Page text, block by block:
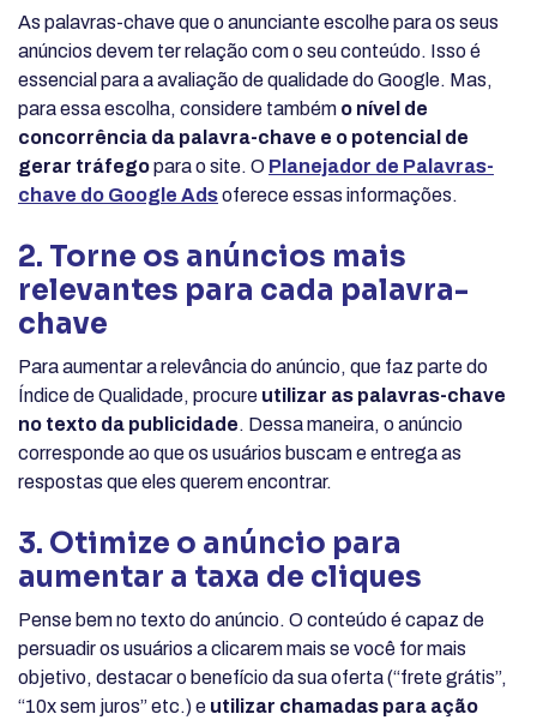
As palavras-chave que o anunciante escolhe para os seus
anúncios devem ter relação com o seu conteúdo. Isso é
essencial para a avaliação de qualidade do Google. Mas,
para essa escolha, considere também o nível de
concorrência da palavra-chave e o potencial de
gerar tráfegopara o site. O Planejador de Palavras-
chave do Google Adsoferece essas informações.
2. Torne os anúncios mais
relevantes para cada palavra-
chave
Para aumentar a relevância do anúncio, que faz parte do
Índice de Qualidade, procure utilizar as palavras-chave
no texto da publicidade. Dessa maneira, o anúncio
corresponde ao que os usuários buscam e entrega as
respostas que eles querem encontrar.
3. Otimize o anúncio para
aumentar a taxa de cliques
Pense bem no texto do anúncio. O conteúdo é capaz de
persuadir os usuários a clicarem mais se você for mais
objetivo, destacar o benefício da sua oferta (“frete grátis”,
“10x sem juros” etc.) e utilizar chamadas para ação